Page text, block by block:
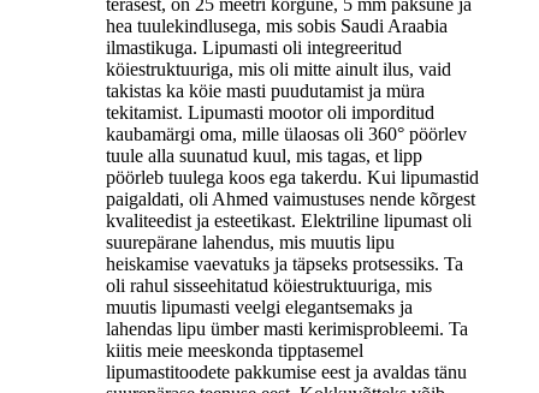
terasest, on 25 meetri kõrgune, 5 mm paksune ja
hea tuulekindlusega, mis sobis Saudi Araabia
ilmastikuga. Lipumasti oli integreeritud
köiestruktuuriga, mis oli mitte ainult ilus, vaid
takistas ka köie masti puudutamist ja müra
tekitamist. Lipumasti mootor oli imporditud
kaubamärgi oma, mille ülaosas oli 360° pöörlev
tuule alla suunatud kuul, mis tagas, et lipp
pöörleb tuulega koos ega takerdu. Kui lipumastid
paigaldati, oli Ahmed vaimustuses nende kõrgest
kvaliteedist ja esteetikast. Elektriline lipumast oli
suurepärane lahendus, mis muutis lipu
heiskamise vaevatuks ja täpseks protsessiks. Ta
oli rahul sisseehitatud köiestruktuuriga, mis
muutis lipumasti veelgi elegantsemaks ja
lahendas lipu ümber masti kerimisprobleemi. Ta
kiitis meie meeskonda tipptasemel
lipumastitoodete pakkumise eest ja avaldas tänu